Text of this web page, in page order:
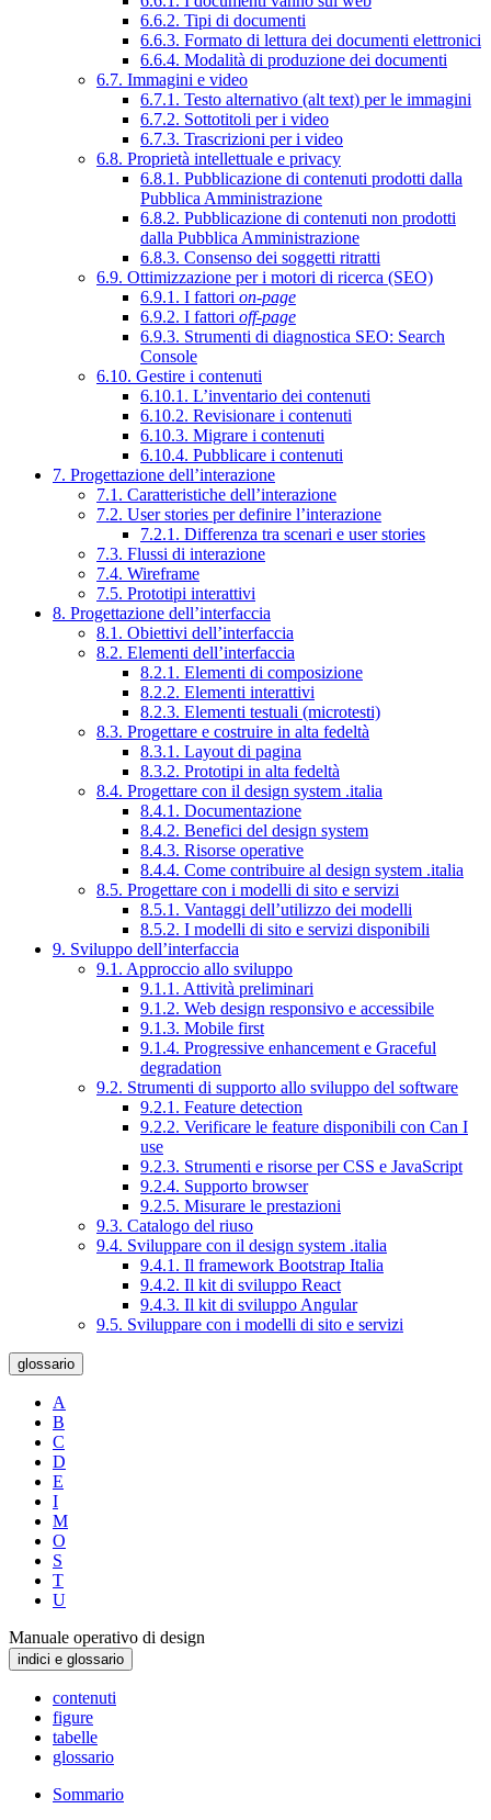
6.6.2. Tipi di documenti
6.6.3. Formato di lettura dei documenti elettronici
6.6.4. Modalità di produzione dei documenti
6.7. Immagini e video
6.7.1. Testo alternativo (alt text) per le immagini
6.7.2. Sottotitoli per i video
6.7.3. Trascrizioni per i video
6.8. Proprietà intellettuale e privacy
6.8.1. Pubblicazione di contenuti prodotti dalla
Pubblica Amministrazione
6.8.2. Pubblicazione di contenuti non prodotti
dalla Pubblica Amministrazione
6.8.3. Consenso dei soggetti ritratti
6.9. Ottimizzazione per i motori di ricerca (SEO)
6.9.1. I fattori on-page
6.9.2. I fattori off-page
6.9.3. Strumenti di diagnostica SEO: Search
Console
6.10. Gestire i contenuti
6.10.1. L’inventario dei contenuti
6.10.2. Revisionare i contenuti
6.10.3. Migrare i contenuti
6.10.4. Pubblicare i contenuti
7. Progettazione dell’interazione
7.1. Caratteristiche dell’interazione
7.2. User stories per definire l’interazione
7.2.1. Differenza tra scenari e user stories
7.3. Flussi di interazione
7.4. Wireframe
7.5. Prototipi interattivi
8. Progettazione dell’interfaccia
8.1. Obiettivi dell’interfaccia
8.2. Elementi dell’interfaccia
8.2.1. Elementi di composizione
8.2.2. Elementi interattivi
8.2.3. Elementi testuali (microtesti)
8.3. Progettare e costruire in alta fedeltà
8.3.1. Layout di pagina
8.3.2. Prototipi in alta fedeltà
8.4. Progettare con il design system .italia
8.4.1. Documentazione
8.4.2. Benefici del design system
8.4.3. Risorse operative
8.4.4. Come contribuire al design system .italia
8.5. Progettare con i modelli di sito e servizi
8.5.1. Vantaggi dell’utilizzo dei modelli
8.5.2. I modelli di sito e servizi disponibili
9. Sviluppo dell’interfaccia
9.1. Approccio allo sviluppo
9.1.1. Attività preliminari
9.1.2. Web design responsivo e accessibile
9.1.3. Mobile first
9.1.4. Progressive enhancement e Graceful
degradation
9.2. Strumenti di supporto allo sviluppo del software
9.2.1. Feature detection
9.2.2. Verificare le feature disponibili con Can I
use
9.2.3. Strumenti e risorse per CSS e JavaScript
9.2.4. Supporto browser
9.2.5. Misurare le prestazioni
9.3. Catalogo del riuso
9.4. Sviluppare con il design system .italia
9.4.1. Il framework Bootstrap Italia
9.4.2. Il kit di sviluppo React
9.4.3. Il kit di sviluppo Angular
9.5. Sviluppare con i modelli di sito e servizi
glossario
A
B
C
D
E
I
M
O
S
T
U
Manuale operativo di design
indici e glossario
contenuti
figure
tabelle
glossario
Sommario